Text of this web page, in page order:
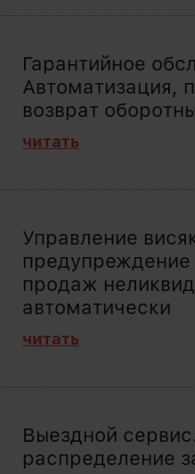
Гарантийное
Автоматизация,
возврат
читать
Управление
продаж
автоматически
читать
Выездной
распределение